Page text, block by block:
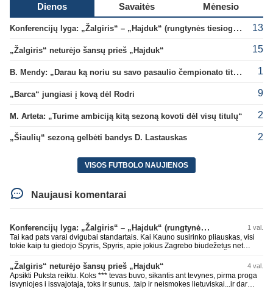
Dienos Savaitės Mėnesio
Konferencijų lyga: „Žalgiris“ – „Hajduk“ (rungtynės tiesiogiai) 13
„Žalgiris“ neturėjo šansų prieš „Hajduk“ 15
B. Mendy: „Darau ką noriu su savo pasaulio čempionato titulu“ 1
„Barca“ jungiasi į kovą dėl Rodri 9
M. Arteta: „Turime ambiciją kitą sezoną kovoti dėl visų titulų“ 2
„Šiaulių“ sezoną gelbėti bandys D. Lastauskas 2
VISOS FUTBOLO NAUJIENOS
Naujausi komentarai
Konferencijų lyga: „Žalgiris“ – „Hajduk“ (rungtynės tiesiogiai) 1 val.
Tai kad pats varai dvigubai standartais. Kai Kauno susirinko pliauskas, visi
tokie kaip tu giedojo Spyris, Spyris, apie jokius Zagrebo biudežetus net
daug didesnis. Tfu ant tokių.
„Žalgiris“ neturėjo šansų prieš „Hajduk“ 4 val.
Apsikti Puksta reiktu. Koks *** tevas buvo, sikantis ant tevynes, pirma proga
isvyniojes i issvajotaja, toks ir sunus. .taip ir neismokes lietuviskai...ir dar